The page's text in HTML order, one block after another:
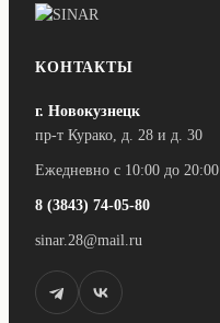
КОНТАКТЫ
г. Новокузнецк
пр-т Курако, д. 28 и д. 30
Ежедневно с 10:00 до 20:00
8 (3843) 74-05-80
sinar.28@mail.ru